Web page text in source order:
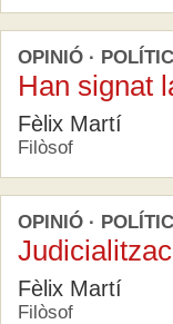
OPINIÓ ·
Han signat
Fèlix Martí
Filòsof
OPINIÓ ·
Fèlix Martí
Filòsof